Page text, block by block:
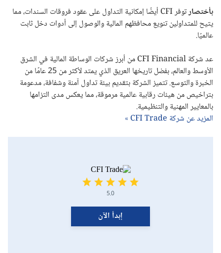
بأختصار
توفر CFI أيضًا إمكانية التداول على عقود فروقات السندات، مما
يتيح للمتداولين تنويع محافظهم المالية والوصول إلى أدوات دخل ثابت
عالميًا.
عد شركة CFI Financial من أبرز شركات الوساطة المالية في الشرق
الأوسط والعالم، بفضل تاريخها العريق الذي يمتد لأكثر من 25 عامًا من
الخبرة والتوسع. تتميز الشركة بتقديم بيئة تداول آمنة وشفافة، مدعومة
بتراخيص من هيئات رقابية عالمية مرموقة، مما يعكس مدى التزامها
بالمعايير المهنية والتنظيمية.
المزيد عن شركة CFI Trade »
5.0
إبدأ الآن